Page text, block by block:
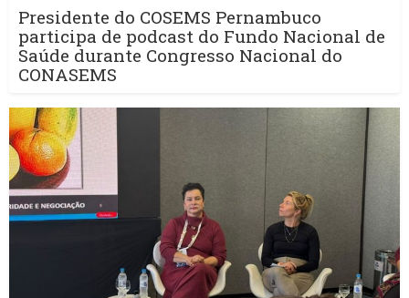
Presidente do COSEMS Pernambuco
participa de podcast do Fundo Nacional de
Saúde durante Congresso Nacional do
CONASEMS